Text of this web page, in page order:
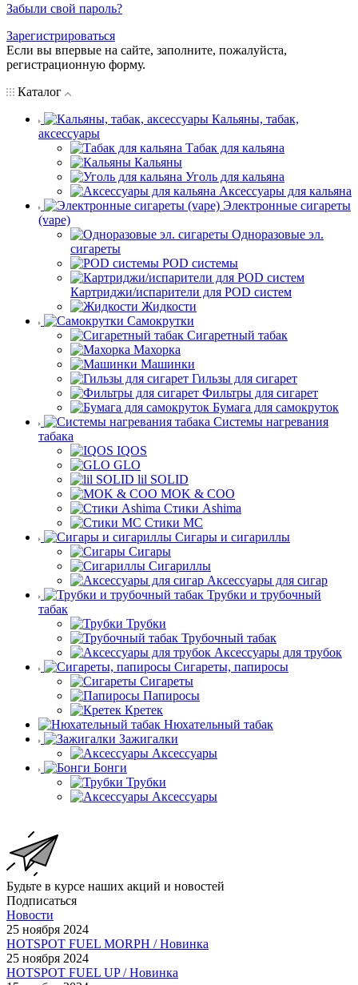
Забыли свой пароль?
Зарегистрироваться
Если вы впервые на сайте, заполните, пожалуйста,
регистрационную форму.
Каталог
Кальяны, табак,
аксессуары
Табак для кальяна
Кальяны
Уголь для кальяна
Аксессуары для кальяна
Электронные сигареты
(vape)
Одноразовые эл.
сигареты
POD системы
Картриджи/испарители для POD систем
Жидкости
Самокрутки
Сигаретный табак
Махорка
Машинки
Гильзы для сигарет
Фильтры для сигарет
Бумага для самокруток
Системы нагревания
табака
IQOS
GLO
lil SOLID
MOK & COO
Стики Ashima
Стики MC
Сигары и сигариллы
Сигары
Сигариллы
Аксессуары для сигар
Трубки и трубочный
табак
Трубки
Трубочный табак
Аксессуары для трубок
Сигареты, папиросы
Сигареты
Папиросы
Кретек
Нюхательный табак
Зажигалки
Аксессуары
Бонги
Трубки
Аксессуары
Будьте в курсе наших акций и новостей
Подписаться
Новости
25 ноября 2024
HOTSPOT FUEL MORPH / Новинка
25 ноября 2024
HOTSPOT FUEL UP / Новинка